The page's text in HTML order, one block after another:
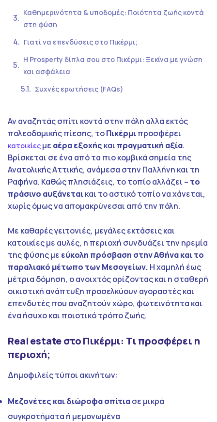
Καθημερινότητα & υποδομές: Ποιότητα ζωής κοντά
στη φύση
Γιατί να επενδύσεις στο Πικέρμι;
Η Prosperty δίπλα σου στο Πικέρμι: Ξεκίνα με γνώση
και ασφάλεια
Συχνές ερωτήσεις (FAQs)
Αν αναζητάς σπίτι κοντά στην πόλη αλλά εκτός
πολεοδομικής πίεσης, τοΠικέρμιπροσφέρει
κατοικίες με αέρα εξοχής και πραγματική αξία.
Βρίσκεται σε ένα από τα πιο κομβικά σημεία της
Ανατολικής Αττικής, ανάμεσα στην Παλλήνη και τη
Ραφήνα. Καθώς πλησιάζεις, το τοπίο αλλάζει – το
πράσινο αυξάνεταικαι το αστικό τοπίο να χάνεται,
χωρίς όμως να απομακρύνεσαι από την πόλη.
Με καθαρές γειτονιές, μεγάλες εκτάσεις και
κατοικίες με αυλές, η περιοχή συνδυάζει την ηρεμία
της φύσης με εύκολη πρόσβαση στην Αθήνα και το
παραλιακό μέτωπο των Μεσογείων. Η χαμηλή έως
μέτρια δόμηση, ο ανοιχτός ορίζοντας και η σταθερή
οικιστική ανάπτυξη προσελκύουν αγοραστές και
επενδυτές που αναζητούν χώρο, φωτεινότητα και
ένα ήσυχο και ποιοτικό τρόπο ζωής.
Real estate στο Πικέρμι: Τι προσφέρει η
περιοχή;
Δημοφιλείς τύποι ακινήτων:
Μεζονέτες και διώροφα σπίτιασε μικρά
συγκροτήματα ή μεμονωμένα